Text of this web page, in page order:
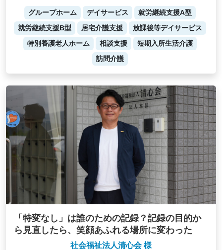
グループホーム デイサービス
就労継続支援A型
就労継続支援B型
居宅介護支援
放課後等デイサービス
特別養護老人ホーム
相談支援
短期入所生活介護
訪問介護
「特変なし」は誰のための記録？記録の目的か
ら見直したら、笑顔あふれる場所に変わった
社会福祉法人清心会 様